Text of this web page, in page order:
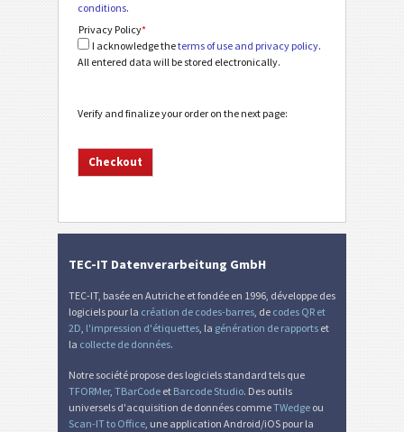
conditions.
Privacy Policy*
I acknowledge theterms of use and privacy policy.
All entered data will be stored electronically.
Verify and finalize your order on the next page:
TEC-IT Datenverarbeitung GmbH
TEC-IT, basée en Autriche et fondée en 1996, développe des
logiciels pour la création de codes-barres, de codes QR et
2D, l'impression d'étiquettes, la génération de rapports et
la collecte de données.
Notre société propose des logiciels standard tels que
TFORMer, TBarCode et Barcode Studio. Des outils
universels d'acquisition de données commeTWedge ou
Scan-IT to Office, une application Android/iOS pour la